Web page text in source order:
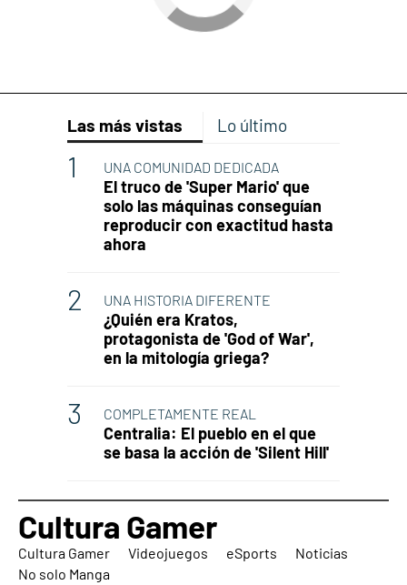
Las más vistas Lo último
UNA COMUNIDAD DEDICADA
El truco de 'Super Mario' que
solo las máquinas conseguían
reproducir con exactitud hasta
ahora
UNA HISTORIA DIFERENTE
¿Quién era Kratos,
protagonista de 'God of War',
en la mitología griega?
COMPLETAMENTE REAL
Centralia: El pueblo en el que
se basa la acción de 'Silent Hill'
Cultura Gamer
Cultura Gamer Videojuegos eSports
Noticias
No solo Manga